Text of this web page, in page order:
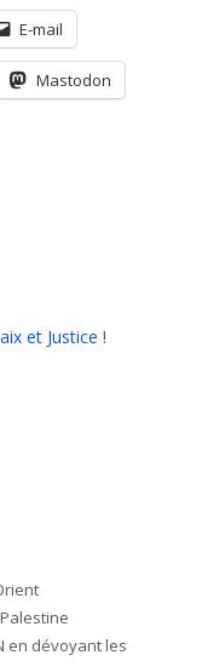
E-mail
Mastodon
et Justice !
Palestine
en dévoyant les